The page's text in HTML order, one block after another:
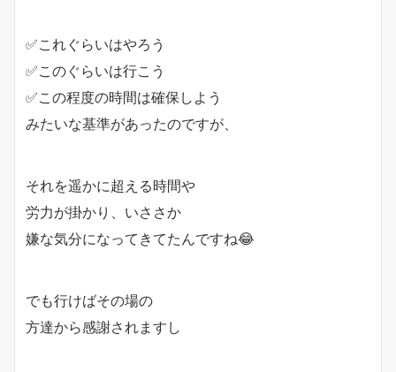
✅これぐらいはやろう
✅このぐらいは行こう
✅この程度の時間は確保しよう
みたいな基準があったのですが、
それを遥かに超える時間や
労力が掛かり、いささか
嫌な気分になってきてたんですね😂
でも行けばその場の
方達から感謝されますし